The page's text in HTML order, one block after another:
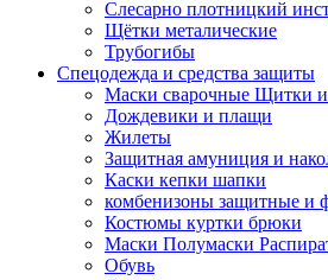
Слесарно плотницкий
Щётки металические
Трубогибы
Спецодежда и средства защиты
Маски сварочные Щитки и
Дождевики и плащи
Жилеты
Защитная амуниция и
Каски кепки шапки
комбенизоны защитные и
Костюмы куртки брюки
Маски Полумаски
Обувь